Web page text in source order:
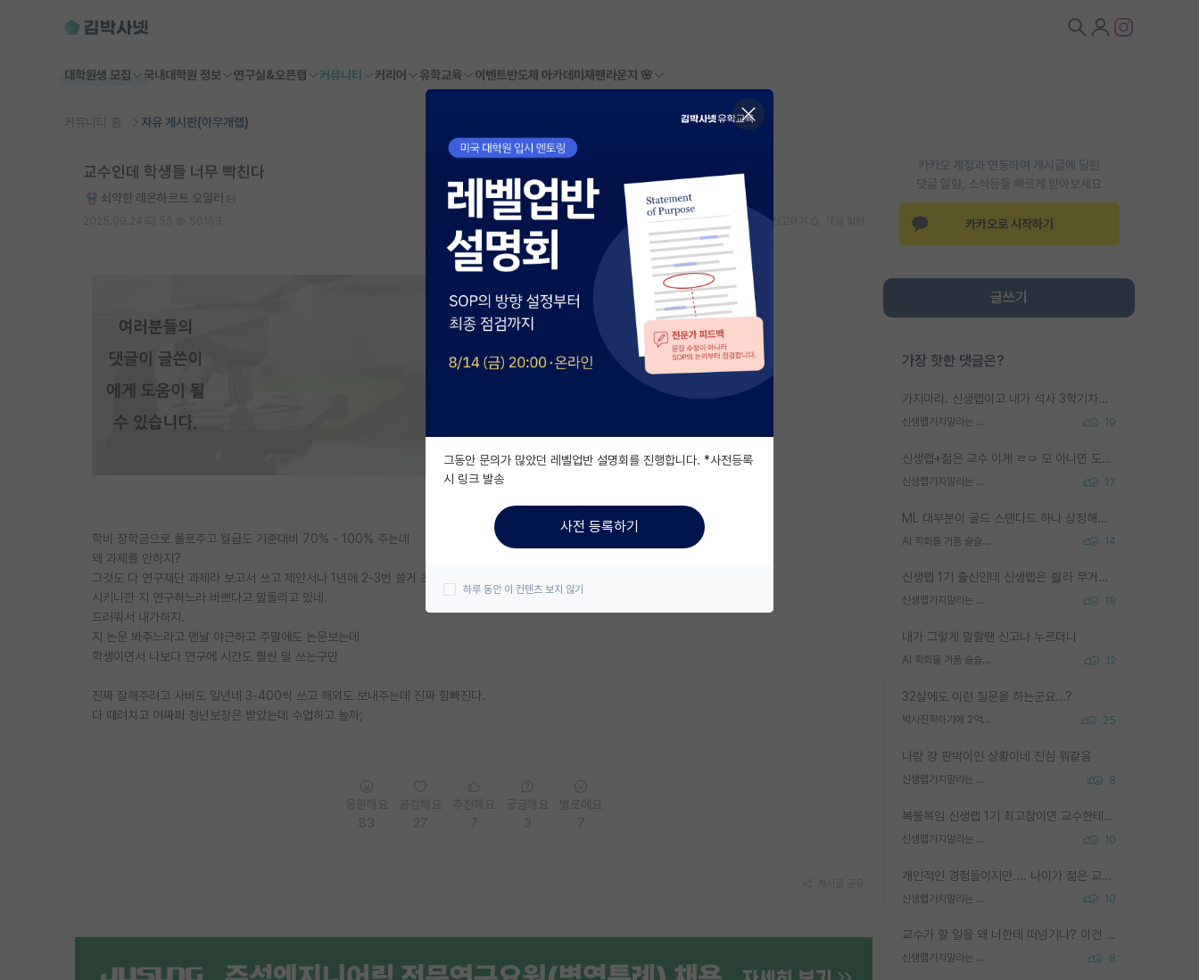
대학원생 모집 국내대학원 정보 연구실&오픈랩 커뮤니티 커리어 유학교육 이벤트반도체 아카데미 재팬라운지 🌸
커뮤니티 홈 자유 게시판(아무개랩)
카카오 계정과 연동하여 게시글에 달린
댓글 알람, 소식등을 빠르게 받아보세요
카카오로 시작하기
글쓰기
가장 핫한 댓글은?
가지마라. 신생랩이고 내가 석사 3학기차인데 최고참인데 나도 아무것도 모르는데 교수가 후배들 왜 논문 교육 안시키냐. 논문 왜 안 써오냐 닦달한다
신생랩가지말라는 이유가 있었구나 19
신생랩+젊은 교수 이게 ㄹㅇ 모 아니면 도인듯.
신생랩가지말라는 이유가 있었구나 17
ML 대부분이 골드 스탠다드 하나 상정해놓고 (벤치마크 데이터셋이 여러 개면 여러 개 상정) 그거 얼마나 잘 맞추나 싸움임 가끔 번뜩이는 설계 철학을 보여주는 논문들도 있지만 대부분 그거 성적 얼마나 더 올리느라에 혈안이 되어 있는 측면이 잇음
AI 학회들 거품 슬슬 지적이 나오네요 14
신생랩 1기 출신인데 신생랩은 줠라 무거운 바벨 같은거임. 들면 대박인데 못들면 깔려 죽음. 아무도 알려주지 않는 환경에서 자생해야하지만, 일단 살아남았다면 그 어떤 사람보다 악착같고 생존력 높은 사람으로 거듭날 수 있음
신생랩가지말라는 이유가 있었구나 19
내가 그렇게 말할땐 신고나 누르더니
AI 학회들 거품 슬슬 지적이 나오네요 12
32살에도 이런 질문을 하는군요...?
박사진학하기에 2억은 괜찮은 (?) 정도의 경제력인가요 25
나랑 걍 판박이인 상황이네 진심 뭐같음
신생랩가지말라는 이유가 있었구나 8
복불복임 신생랩 1기 최고참이면 교수한테 직접 지도받는 시간이 매우 많음 제대로 된 교수라면 말이지 그게 아니라면 그냥 넌 해방 불가능한 노예 1호에 감점쓰레기통이 되는거고
신생랩가지말라는 이유가 있었구나 10
개인적인 경험들이지만.... 나이가 젊은 교수일수록 꼰대라는 가면을 쓴 채로 무례함을 행동하는 경우가 거의 90% 정도였음. 나이가 어린데 다른 또래들과 달리 명예, 권력, 재력까지 얻었으니 세상 다 가진 기분이겠지. 오히러 나이 든 교수들이 행동과 말을 더 조심하시더라.
신생랩가지말라는 이유가 있었구나 10
교수가 할 일을 왜 너한테 떠넘기냐? 이건 교수가 제대로 잘 알지 못하는 경우일텐데...
신생랩가지말라는 이유가 있었구나 8
교수인데 학생들 너무 빡친다
쇠약한 레온하르트 오일러
스크랩 신고하기
학비 장학금으로 풀로주고 월급도 기준대비 70% - 100% 주는데
왜 과제를 안하지?
그것도 다 연구재단 과제라 보고서 쓰고 제안서나 1년에 2-3번 쓸거 초안만드는건데.
시키니깐 지 연구하느라 바쁘다고 말돌리고 있네.
드러워서 내가하지.
지 논문 봐주느라고 맨날 야근하고 주말에도 논문보는데
학생이면서 나보다 연구에 시간도 훨씬 덜 쓰는구만
진짜 잘해주려고 사비도 일년네 3-400씩 쓰고 해외도 보내주는데 진짜 힘빠진다.
다 때려치고 어짜피 정년보장은 받았는데 수업하고 놀까;
그동안 문의가 많았던 레벨업반 설명회를 진행합니다. *사전등록
시 링크 발송
사전 등록하기
하루 동안 이 컨텐츠 보지 않기